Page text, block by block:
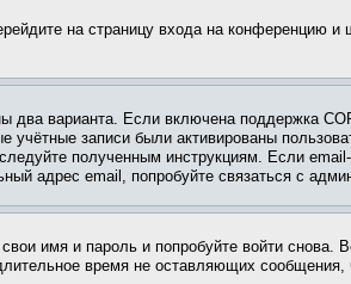
на страницу входа на конференцию и
варианта. Если включена поддержка
учётные записи были активированы
полученным инструкциям. Если
адрес email, попробуйте связаться с
имя и пароль и попробуйте войти
время не оставляющих